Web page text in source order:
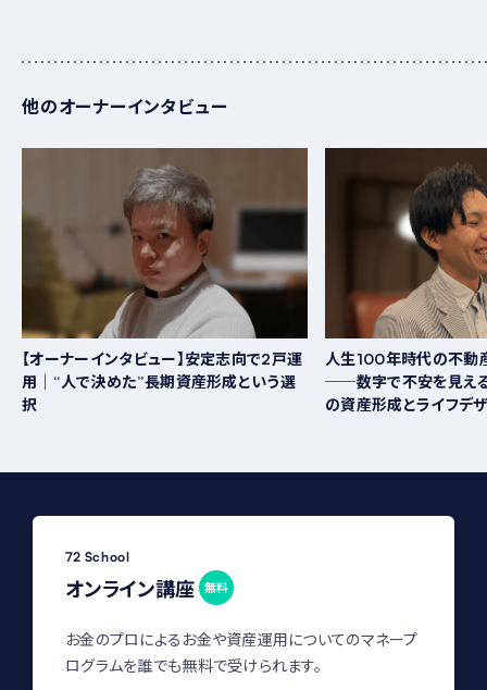
他のオーナーインタビュー
【オーナーインタビュー】安定志向で2戸運
用｜“人で決めた”長期資産形成という選
択
人生100年時代の不動
──数字で不安を見え
の資産形成とライフデ
72 School
オンライン講座 無料
お金のプロによるお金や資産運用についてのマネープ
ログラムを誰でも無料で受けられます。